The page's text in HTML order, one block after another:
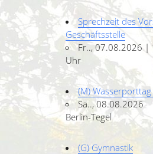
Sprechzeit des
Geschäftsstelle
Fr.., 07.08.2026 |
Uhr
(M)
Sa.., 08.08.2026
Berlin-Tegel
(G) Gymnastik